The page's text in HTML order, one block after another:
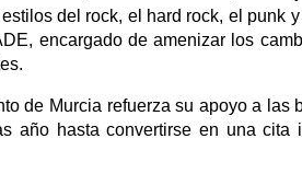
del rock, el hard rock, el punk
encargado de amenizar los
de Murcia refuerza su apoyo a las
año hasta convertirse en una cita